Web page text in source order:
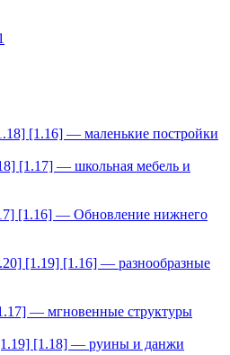
[1.16] — маленькие постройки
[1.17] — школьная мебель и
[1.16] — Обновление нижнего
[1.19] [1.16] — разнообразные
— мгновенные структуры
[1.18] — руины и данжи